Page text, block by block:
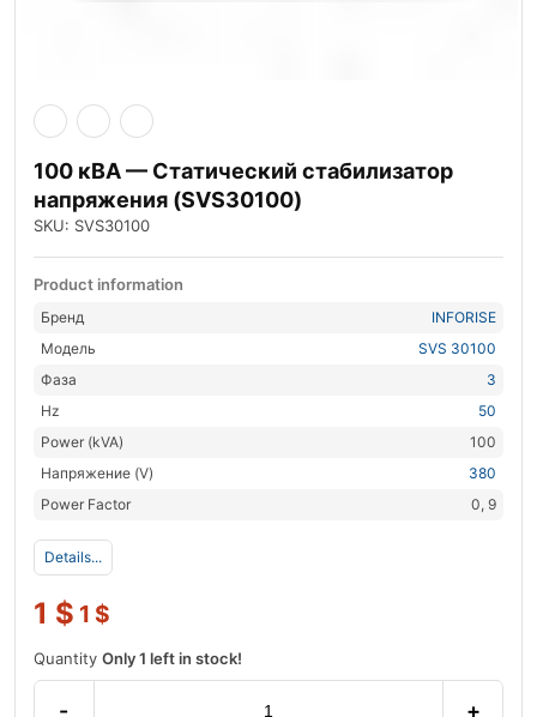
100 кВА — Статический стабилизатор
напряжения (SVS30100)
SKU: SVS30100
Product information
Бренд
INFORISE
Модель
SVS 30100
Фаза
3
Hz
50
Power (kVA)
100
Напряжение (V)
380
Power Factor
0, 9
Details...
1 $ 1 $
Quantity Only 1 left in stock!
- +